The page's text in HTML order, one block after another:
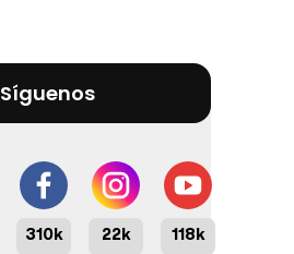
Síguenos
310k 22k 118k